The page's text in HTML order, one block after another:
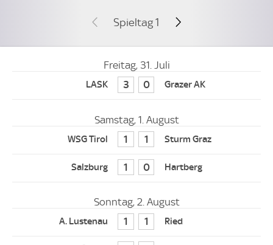
Spieltag 1
Freitag, 31. Juli
3
0
Samstag, 1. August
1
1
1 0
Sonntag, 2. August
1
1